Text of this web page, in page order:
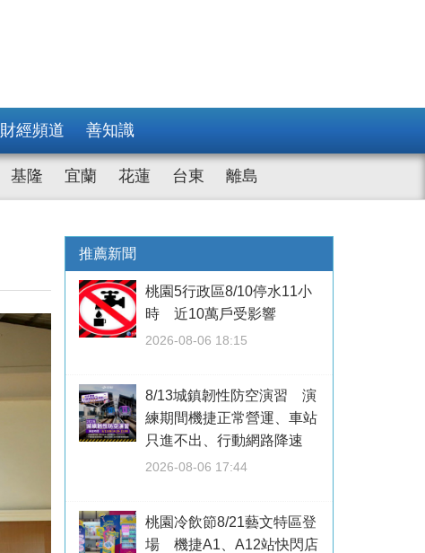
財經頻道 善知識
基隆 宜蘭 花蓮 台東 離島
推薦新聞
桃園5行政區8/10停水11小
時 近10萬戶受影響
2026-08-06 18:15
8/13城鎮韌性防空演習 演
練期間機捷正常營運、車站
只進不出、行動網路降速
2026-08-06 17:44
桃園冷飲節8/21藝文特區登
場 機捷A1、A12站快閃店